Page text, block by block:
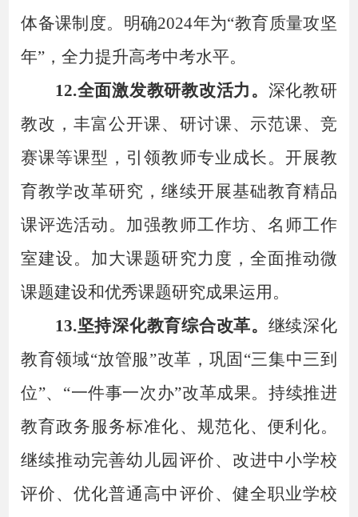
体备课制度。明确2024年为“教育质量攻坚
年”，全力提升高考中考水平。
12.全面激发教研教改活力。 深化教研
教改，丰富公开课、研讨课、示范课、竞
赛课等课型，引领教师专业成长。开展教
育教学改革研究，继续开展基础教育精品
课评选活动。加强教师工作坊、名师工作
室建设。加大课题研究力度，全面推动微
课题建设和优秀课题研究成果运用。
13.坚持深化教育综合改革。 继续深化
教育领域“放管服”改革，巩固“三集中三到
位”、“一件事一次办”改革成果。持续推进
教育政务服务标准化、规范化、便利化。
继续推动完善幼儿园评价、改进中小学校
评价、优化普通高中评价、健全职业学校